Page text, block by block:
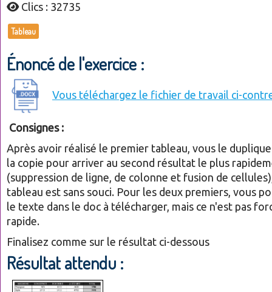
Clics : 32735
Tableau
Énoncé de l'exercice :
Vous téléchargez le fichier de travail ci-
Consignes :
Après avoir réalisé le premier tableau, vous le
la copie pour arriver au second résultat le plus
(suppression de ligne, de colonne et fusion de
tableau est sans souci. Pour les deux premiers, vous
le texte dans le doc à télécharger, mais ce n'est pas
rapide.
Finalisez comme sur le résultat ci-dessous
Résultat attendu :